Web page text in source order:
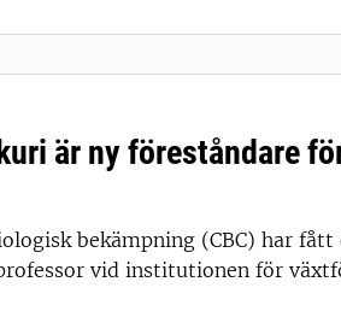
är ny föreståndare
bekämpning (CBC) har
vid institutionen för